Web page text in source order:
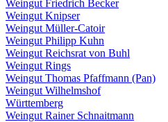
Weingut Friedrich Becker
Weingut Knipser
Weingut Müller-Catoir
Weingut Philipp Kuhn
Weingut Reichsrat von Buhl
Weingut Rings
Weingut Thomas Pfaffmann (Pan)
Weingut Wilhelmshof
Württemberg
Weingut Rainer Schnaitmann